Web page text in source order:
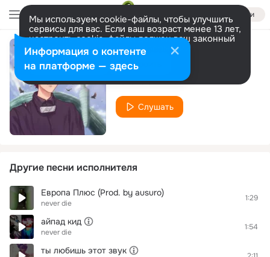
Войти
Мы используем cookie-файлы, чтобы улучшить
сервисы для вас. Если ваш возраст менее 13 лет,
настроить cookie-файлы должен ваш законный
представитель. Больше информации
Разрешить все Настроить
ВАЙФУ
never die
Слушать
Другие песни исполнителя
Европа Плюс (Prod. by ausuro)
never die
1:29
айпад кид
never die
1:54
ты любишь этот звук
Информация о контенте
на платформе — здесь